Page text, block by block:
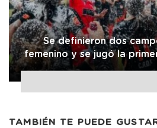
Se definieron dos
femenino y se jugó la
TAMBIÉN TE PUEDE